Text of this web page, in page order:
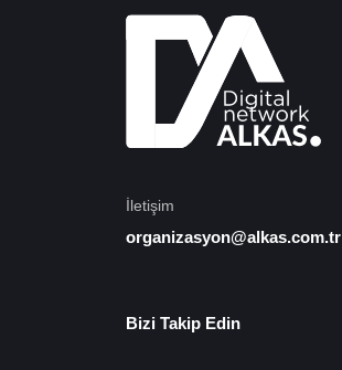
İletişim
organizasyon@alkas.com.tr
Bizi Takip Edin